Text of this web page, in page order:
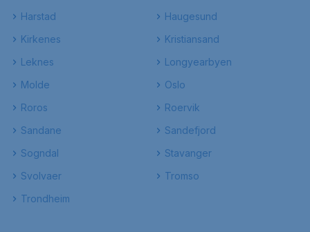
Harstad
Haugesund
Kirkenes
Kristiansand
Leknes
Longyearbyen
Molde
Oslo
Roros
Roervik
Sandane
Sandefjord
Sogndal
Stavanger
Svolvaer
Tromso
Trondheim